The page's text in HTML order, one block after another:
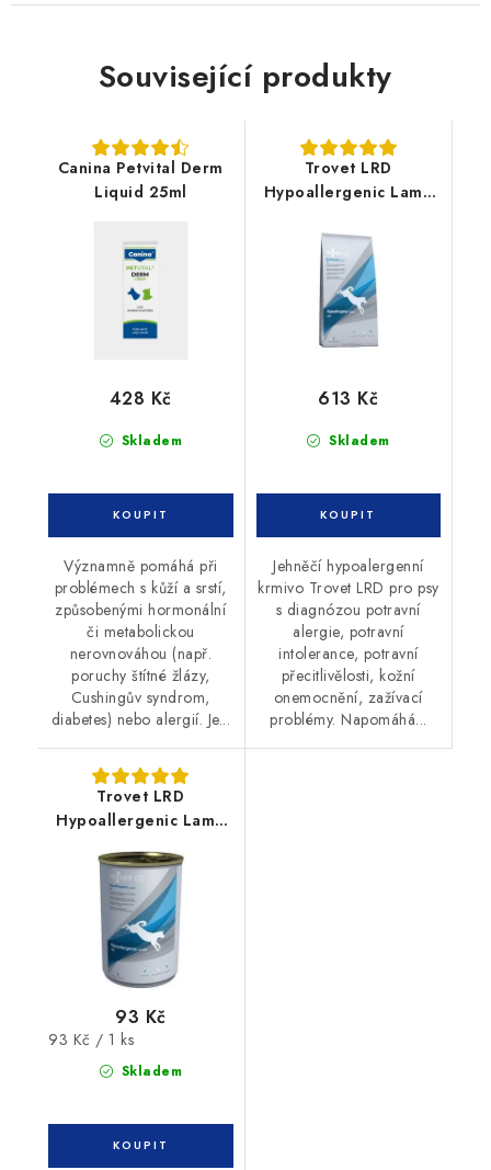
Související produkty
Canina Petvital Derm
Liquid 25ml
Skladem
428 Kč
Významně pomáhá při
problémech s kůží a srstí,
způsobenými hormonální
či metabolickou
nerovnováhou (např.
poruchy štítné žlázy,
Cushingův syndrom,
diabetes) nebo alergií. Je...
Trovet LRD
Hypoallergenic Lamb
Skladem
613 Kč
Jehněčí hypoalergenní
krmivo Trovet LRD pro psy
s diagnózou potravní
alergie, potravní
intolerance, potravní
přecitlivělosti, kožní
onemocnění, zažívací
problémy. Napomáhá...
Trovet LRD
Hypoallergenic Lamb
Skladem
93 Kč
Měrná
93 Kč / 1 ks